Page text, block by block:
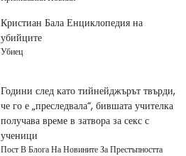
Кристиан Бала Енциклопедия на
убийците
Убиец
Години след като тийнейджърът твърди,
че го е „преследвала“, бившата учителка
получава време в затвора за секс с
ученици
Пост В Блога На Новините За Престъпността